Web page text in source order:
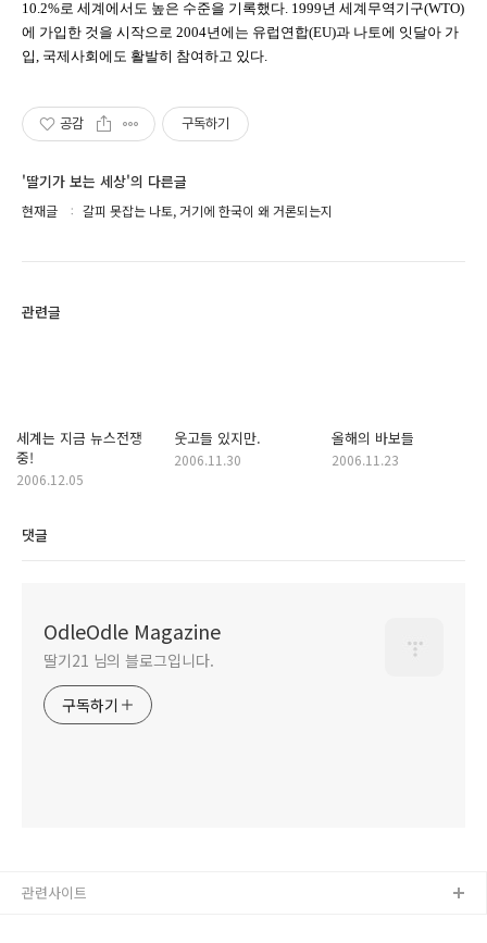
10.2%로 세계에서도 높은 수준을 기록했다. 1999년 세계무역기구(WTO)
에 가입한 것을 시작으로 2004년에는 유럽연합(EU)과 나토에 잇달아 가
입, 국제사회에도 활발히 참여하고 있다.
공감 구독하기
'딸기가 보는 세상'의 다른글
현재글 갈피 못잡는 나토, 거기에 한국이 왜 거론되는지
관련글
세계는 지금 뉴스전쟁
중!
2006.12.05
웃고들 있지만.
2006.11.30
올해의 바보들
2006.11.23
댓글
OdleOdle Magazine
딸기21 님의 블로그입니다.
구독하기
관련사이트